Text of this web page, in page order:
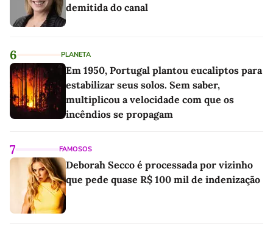
demitida do canal
6 PLANETA
Em 1950, Portugal plantou eucaliptos para
estabilizar seus solos. Sem saber,
multiplicou a velocidade com que os
incêndios se propagam
7 FAMOSOS
Deborah Secco é processada por vizinho
que pede quase R$ 100 mil de indenização